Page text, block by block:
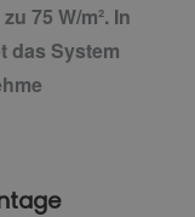
75 W/m². In
das System